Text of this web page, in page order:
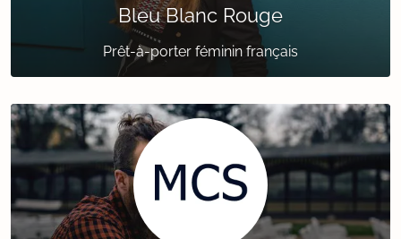
Bleu Blanc Rouge
Prêt-à-porter féminin français